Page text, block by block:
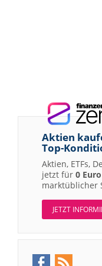
Aktien
Top-
Aktien, ETFs,
jetzt für 0
marktüblicher
JETZT